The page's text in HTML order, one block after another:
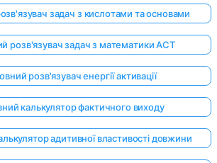
задач з кислотами та основами
розв'язувач задач з математики ACT
розв'язувач енергії активації
калькулятор фактичного виходу
адитивної властивості довжини